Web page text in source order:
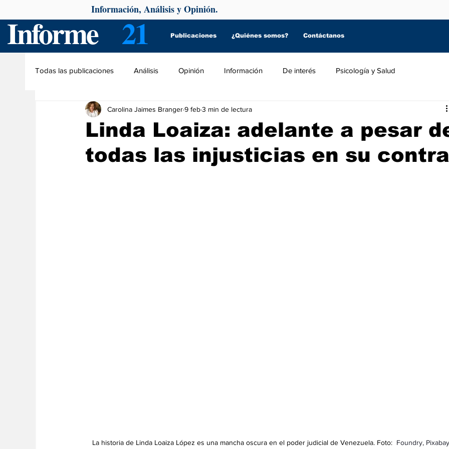
Informe 21 Publicaciones ¿Quiénes somos? Contáctanos
Información, Análisis y Opinión.
Todas las publicaciones Análisis Opinión Información De interés Psicología y Salud
Linda Loaiza: adelante a pesar
todas las injusticias en su contra
Carolina Jaimes Branger9 feb3 min de lectura
La historia de Linda Loaiza López es una mancha oscura en el poder judicial de Venezuela. Foto: Foundry, Pixabay